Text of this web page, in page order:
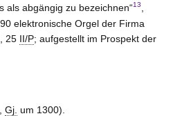
als abgängig zu bezeichnen“13
elektronische Orgel der Firma
25 II/P; aufgestellt im Prospekt der
Gj. um 1300).